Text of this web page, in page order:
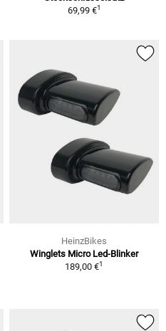
69,99 €1
HeinzBikes
Winglets Micro Led-Blinker
189,00 €1